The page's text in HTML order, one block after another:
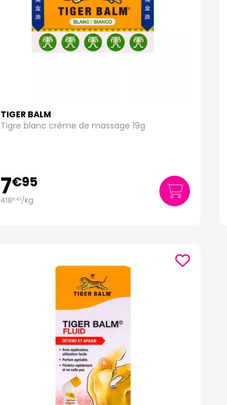
TIGER BALM
Tigre blanc crème de massage 19g
7€95
418€42/kg